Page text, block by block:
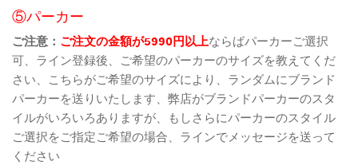
⑤パーカー
ご注意： ご注文の金額が5990円以上ならばパーカーご選択
可、ライン登録後、ご希望のパーカーのサイズを教えてくだ
さい、こちらがご希望のサイズにより、ランダムにブランド
パーカーを送りいたします、弊店がブランドパーカーのスタ
イルがいろいろありますが、もしさらにパーカーのスタイル
ご選択をご指定ご希望の場合、ラインでメッセージを送って
ください